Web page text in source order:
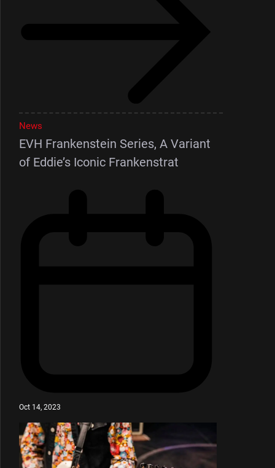
News
EVH Frankenstein Series, A Variant
of Eddie’s Iconic Frankenstrat
Oct 14, 2023